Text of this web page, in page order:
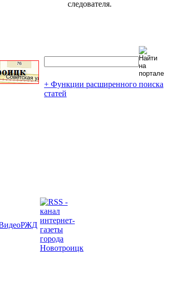
следователя.
+ Функции расширенного поиска
статей
РЖД